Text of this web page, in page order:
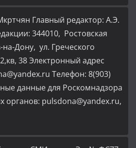
Главный редактор: А.Э.
344010, Ростовская
на-Дону, ул. Греческого
38 Электронный адрес
Телефон: 8(903)
данные для Роскомнадзора
органов: pulsdona@yandex.ru,